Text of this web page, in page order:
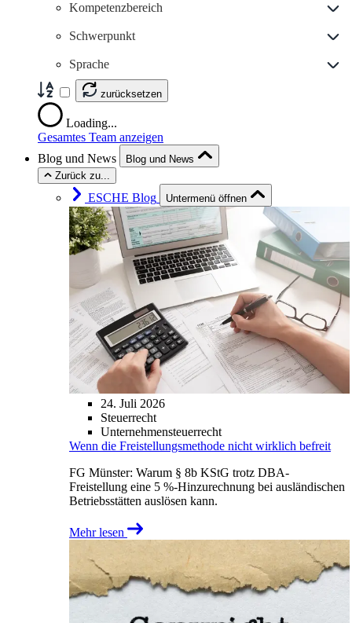
Kompetenzbereich
Schwerpunkt
Sprache
zurücksetzen
Loading...
Gesamtes Team anzeigen
Blog und News
Blog und News
Zurück zu...
ESCHE Blog Untermenü öffnen
24. Juli 2026
Steuerrecht
Unternehmensteuerrecht
Wenn die Freistellungsmethode nicht wirklich befreit
FG Münster: Warum § 8b KStG trotz DBA-
Freistellung eine 5 %-Hinzurechnung bei ausländischen
Betriebsstätten auslösen kann.
Mehr lesen